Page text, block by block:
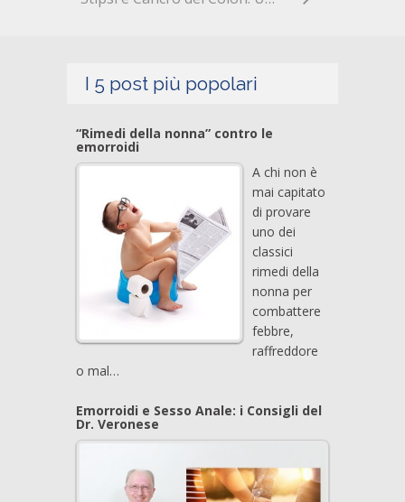
I 5 post più popolari
“Rimedi della nonna” contro le
emorroidi
A chi non è
mai capitato
di provare
uno dei
classici
rimedi della
nonna per
combattere
febbre,
raffreddore
o mal…
Emorroidi e Sesso Anale: i Consigli del
Dr. Veronese